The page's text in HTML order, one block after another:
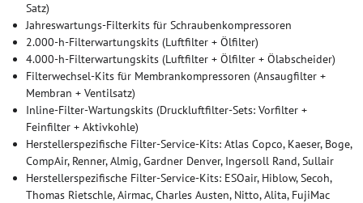
Satz)
Jahreswartungs-Filterkits für Schraubenkompressoren
2.000-h-Filterwartungskits (Luftfilter + Ölfilter)
4.000-h-Filterwartungskits (Luftfilter + Ölfilter + Ölabscheider)
Filterwechsel-Kits für Membrankompressoren (Ansaugfilter +
Membran + Ventilsatz)
Inline-Filter-Wartungskits (Druckluftfilter-Sets: Vorfilter +
Feinfilter + Aktivkohle)
Herstellerspezifische Filter-Service-Kits: Atlas Copco, Kaeser, Boge,
CompAir, Renner, Almig, Gardner Denver, Ingersoll Rand, Sullair
Herstellerspezifische Filter-Service-Kits: ESOair, Hiblow, Secoh,
Thomas Rietschle, Airmac, Charles Austen, Nitto, Alita, FujiMac